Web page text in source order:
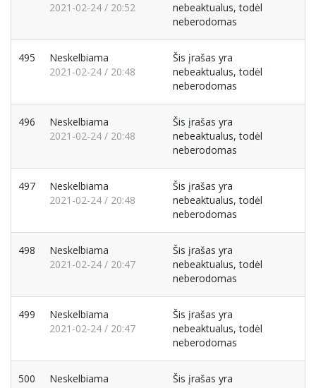
2021-02-24 / 20:52
nebeaktualus, todėl
neberodomas
495
Neskelbiama
2021-02-24 / 20:48
Šis įrašas yra
nebeaktualus, todėl
neberodomas
496
Neskelbiama
2021-02-24 / 20:48
Šis įrašas yra
nebeaktualus, todėl
neberodomas
497
Neskelbiama
2021-02-24 / 20:48
Šis įrašas yra
nebeaktualus, todėl
neberodomas
498
Neskelbiama
2021-02-24 / 20:47
Šis įrašas yra
nebeaktualus, todėl
neberodomas
499
Neskelbiama
2021-02-24 / 20:47
Šis įrašas yra
nebeaktualus, todėl
neberodomas
500
Neskelbiama
Šis įrašas yra